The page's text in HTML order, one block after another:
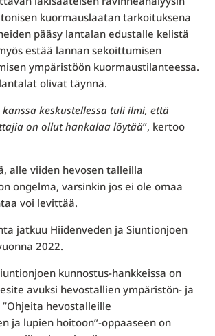
kuormauslaatan tarkoituksena
pääsy lantalan edustalle kelistä
estää lannan sekoittumisen
ympäristöön kuormaustilanteessa.
olivat täynnä.
keskustellessa tuli ilmi, että
on ollut hankalaa löytää”, kertoo
alle viiden hevosen talleilla
ongelma, varsinkin jos ei ole omaa
voi levittää.
jatkuu Hiidenveden ja Siuntionjoen
2022.
kunnostus-hankkeissa on
avuksi hevostallien ympäristön- ja
hevostalleille
ja lupien hoitoon”-oppaaseen on